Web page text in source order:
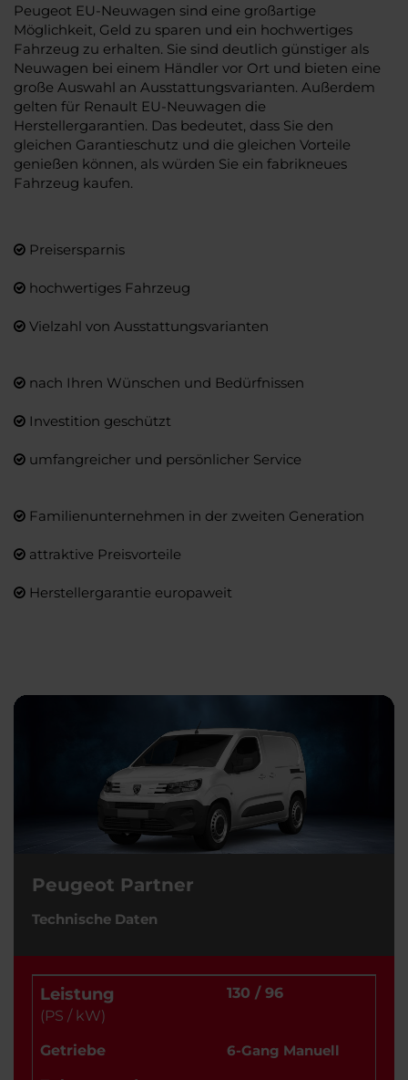
Peugeot EU-Neuwagen sind eine großartige
Möglichkeit, Geld zu sparen und ein hochwertiges
Fahrzeug zu erhalten. Sie sind deutlich günstiger als
Neuwagen bei einem Händler vor Ort und bieten eine
große Auswahl an Ausstattungsvarianten. Außerdem
gelten für Renault EU-Neuwagen die
Herstellergarantien. Das bedeutet, dass Sie den
gleichen Garantieschutz und die gleichen Vorteile
genießen können, als würden Sie ein fabrikneues
Fahrzeug kaufen.
Preisersparnis
hochwertiges Fahrzeug
Vielzahl von Ausstattungsvarianten
nach Ihren Wünschen und Bedürfnissen
Investition geschützt
umfangreicher und persönlicher Service
Familienunternehmen in der zweiten Generation
attraktive Preisvorteile
Herstellergarantie europaweit
Peugeot Partner
Technische Daten
Leistung
(PS / kW)
130 / 96
Getriebe
6-Gang Manuell